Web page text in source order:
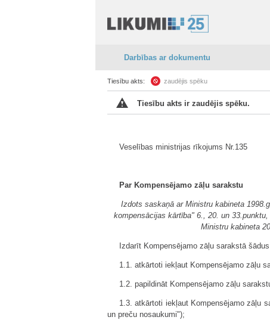
Darbības ar dokumentu
Tiesību akts: zaudējis spēku
Tiesību akts ir zaudējis spēku.
Veselības ministrijas rīkojums Nr.135
Par Kompensējamo zāļu sarakstu
Izdots saskaņā ar Ministru kabineta
kompensācijas kārtība" 6., 20. un
Ministru kabineta
Izdarīt Kompensējamo zāļu sarakstā
1.1. atkārtoti iekļaut Kompensējamo zāļu
1.2. papildināt Kompensējamo zāļu
1.3. atkārtoti iekļaut Kompensējamo zāļu
un preču nosaukumi");